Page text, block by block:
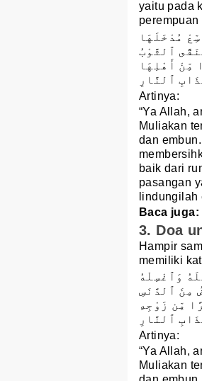
yaitu pada
مُدْخَلَهَا
ٱلثَّوْبُ
مِّنْ أَهْلِهَا
ٱلنَّارِ
Artinya:
“Ya Allah,
Muliakan
dan
baik dari
pasangan
lindungilah
Baca juga:
3. Doa
Hampir
memiliki
وَٱغْسِلْهُ
مِنَ ٱلدَّنَسِ
مِّن زَوْجِهِ
ٱلنَّارِ
Artinya:
“Ya Allah,
Muliakan